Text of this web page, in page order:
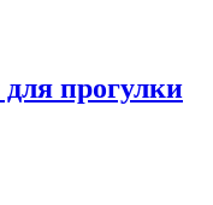
прогулки